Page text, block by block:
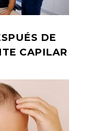
DE
CAPILAR